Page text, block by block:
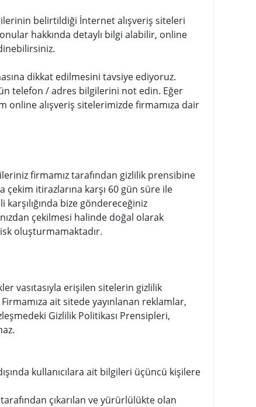
belirtildiği İnternet alışveriş siteleri
hakkında detaylı bilgi alabilir, online
dikkat edilmesini tavsiye ediyoruz.
telefon / adres bilgilerini not edin. Eğer
online alışveriş sitelerimizde firmamıza dair
firmamız tarafından gizlilik prensibine
çekim itirazlarına karşı 60 gün süre ile
bize göndereceğiniz
çekilmesi halinde doğal olarak
oluşturmamaktadır.
vasıtasıyla erişilen sitelerin gizlilik
ait sitede yayınlanan reklamlar,
Gizlilik Politikası Prensipleri,
kullanıcılara ait bilgileri üçüncü kişilere
çıkarılan ve yürürlülükte olan